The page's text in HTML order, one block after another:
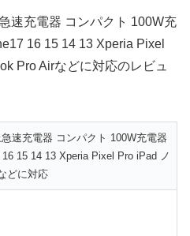
速充電器 コンパクト 100W充
16 15 14 13 Xperia Pixel
Pro Airなどに対応のレビュ
速充電器 コンパクト 100W充電器
15 14 13 Xperia Pixel Pro iPad ノ
どに対応